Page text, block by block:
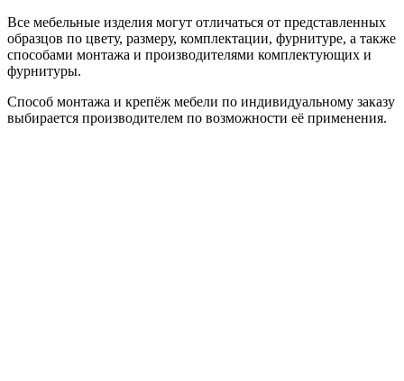
Все мебельные изделия могут отличаться от представленных
образцов по цвету, размеру, комплектации, фурнитуре, а также
способами монтажа и производителями комплектующих и
фурнитуры.
Способ монтажа и крепёж мебели по индивидуальному заказу
выбирается производителем по возможности её применения.